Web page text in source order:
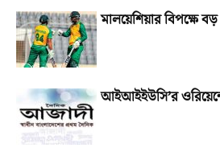
মালয়েশিয়ার বিপক্ষে
আইআইইউসি’র